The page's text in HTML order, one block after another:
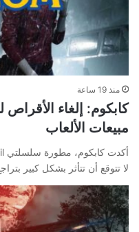
منذ 19 ساعة
كابكوم: إلغاء الأقراص
مبيعات الألعاب
لا تتوقع أن تتأثر بشكل كبير